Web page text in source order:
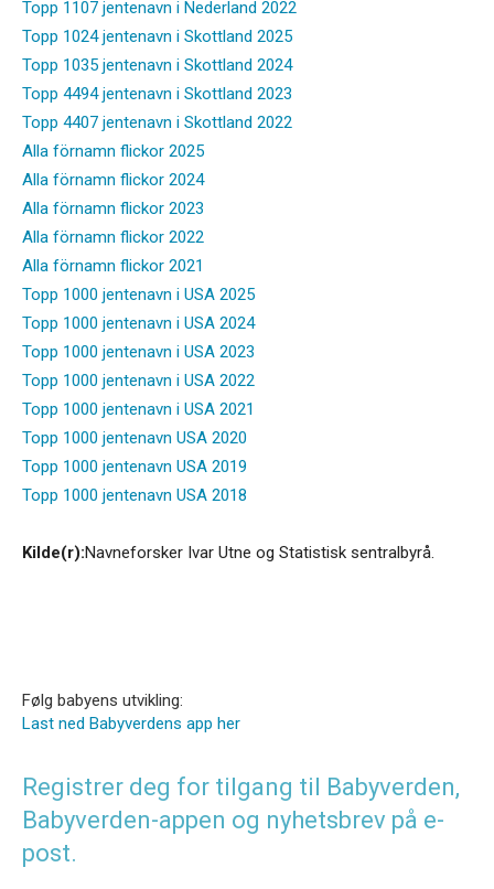
Topp 1107 jentenavn i Nederland 2022
Topp 1024 jentenavn i Skottland 2025
Topp 1035 jentenavn i Skottland 2024
Topp 4494 jentenavn i Skottland 2023
Topp 4407 jentenavn i Skottland 2022
Alla förnamn flickor 2025
Alla förnamn flickor 2024
Alla förnamn flickor 2023
Alla förnamn flickor 2022
Alla förnamn flickor 2021
Topp 1000 jentenavn i USA 2025
Topp 1000 jentenavn i USA 2024
Topp 1000 jentenavn i USA 2023
Topp 1000 jentenavn i USA 2022
Topp 1000 jentenavn i USA 2021
Topp 1000 jentenavn USA 2020
Topp 1000 jentenavn USA 2019
Topp 1000 jentenavn USA 2018
Kilde(r):Navneforsker Ivar Utne og Statistisk sentralbyrå.
Følg babyens utvikling:
Last ned Babyverdens app her
Registrer deg for tilgang til Babyverden,
Babyverden-appen og nyhetsbrev på e-
post.